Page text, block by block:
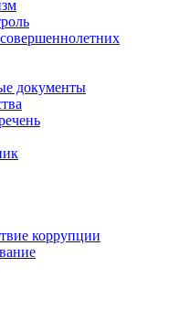
документы
коррупции